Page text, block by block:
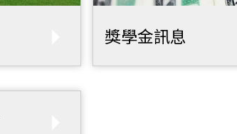
獎學金訊息